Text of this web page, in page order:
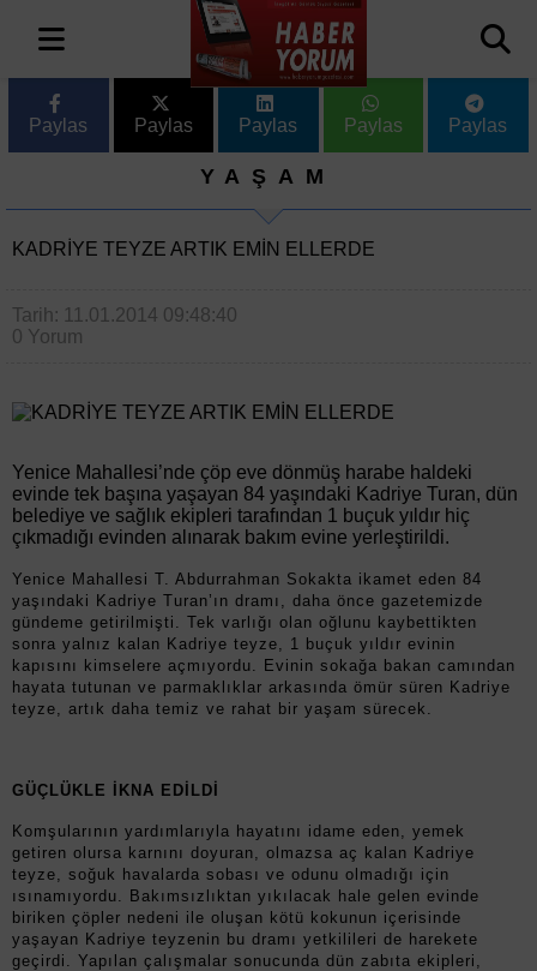
Paylas Paylas Paylas Paylas Paylas
YAŞAM
KADRİYE TEYZE ARTIK EMİN ELLERDE
Tarih: 11.01.2014 09:48:40
0 Yorum
Yenice Mahallesi’nde çöp eve dönmüş harabe haldeki
evinde tek başına yaşayan 84 yaşındaki Kadriye Turan, dün
belediye ve sağlık ekipleri tarafından 1 buçuk yıldır hiç
çıkmadığı evinden alınarak bakım evine yerleştirildi.
Yenice Mahallesi T. Abdurrahman Sokakta ikamet eden 84
yaşındaki Kadriye Turan’ın dramı, daha önce gazetemizde
gündeme getirilmişti. Tek varlığı olan oğlunu kaybettikten
sonra yalnız kalan Kadriye teyze, 1 buçuk yıldır evinin
kapısını kimselere açmıyordu. Evinin sokağa bakan camından
hayata tutunan ve parmaklıklar arkasında ömür süren Kadriye
teyze, artık daha temiz ve rahat bir yaşam sürecek.
GÜÇLÜKLE İKNA EDİLDİ
Komşularının yardımlarıyla hayatını idame eden, yemek
getiren olursa karnını doyuran, olmazsa aç kalan Kadriye
teyze, soğuk havalarda sobası ve odunu olmadığı için
ısınamıyordu. Bakımsızlıktan yıkılacak hale gelen evinde
biriken çöpler nedeni ile oluşan kötü kokunun içerisinde
yaşayan Kadriye teyzenin bu dramı yetkilileri de harekete
geçirdi. Yapılan çalışmalar sonucunda dün zabıta ekipleri,